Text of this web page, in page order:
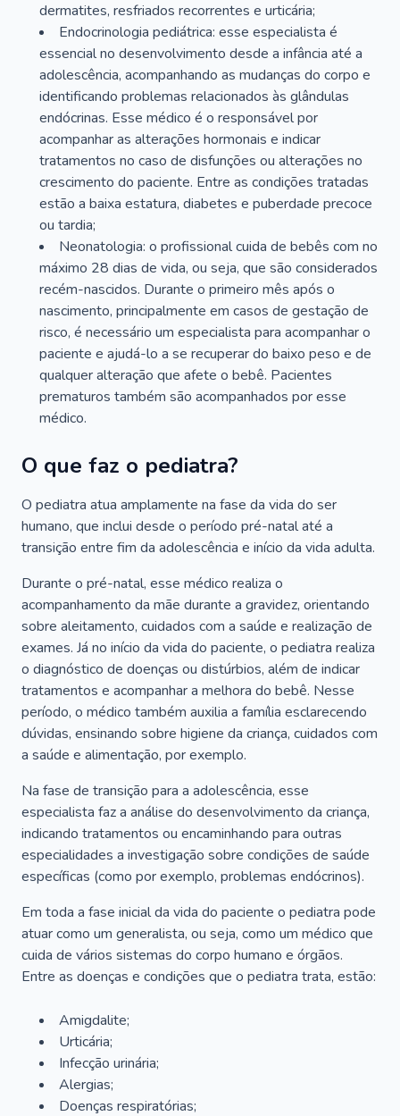
dermatites, resfriados recorrentes e urticária;
Endocrinologia pediátrica: esse especialista é
essencial no desenvolvimento desde a infância até a
adolescência, acompanhando as mudanças do corpo e
identificando problemas relacionados às glândulas
endócrinas. Esse médico é o responsável por
acompanhar as alterações hormonais e indicar
tratamentos no caso de disfunções ou alterações no
crescimento do paciente. Entre as condições tratadas
estão a baixa estatura, diabetes e puberdade precoce
ou tardia;
Neonatologia: o profissional cuida de bebês com no
máximo 28 dias de vida, ou seja, que são considerados
recém-nascidos. Durante o primeiro mês após o
nascimento, principalmente em casos de gestação de
risco, é necessário um especialista para acompanhar o
paciente e ajudá-lo a se recuperar do baixo peso e de
qualquer alteração que afete o bebê. Pacientes
prematuros também são acompanhados por esse
médico.
O que faz o pediatra?
O pediatra atua amplamente na fase da vida do ser
humano, que inclui desde o período pré-natal até a
transição entre fim da adolescência e início da vida adulta.
Durante o pré-natal, esse médico realiza o
acompanhamento da mãe durante a gravidez, orientando
sobre aleitamento, cuidados com a saúde e realização de
exames. Já no início da vida do paciente, o pediatra realiza
o diagnóstico de doenças ou distúrbios, além de indicar
tratamentos e acompanhar a melhora do bebê. Nesse
período, o médico também auxilia a família esclarecendo
dúvidas, ensinando sobre higiene da criança, cuidados com
a saúde e alimentação, por exemplo.
Na fase de transição para a adolescência, esse
especialista faz a análise do desenvolvimento da criança,
indicando tratamentos ou encaminhando para outras
especialidades a investigação sobre condições de saúde
específicas (como por exemplo, problemas endócrinos).
Em toda a fase inicial da vida do paciente o pediatra pode
atuar como um generalista, ou seja, como um médico que
cuida de vários sistemas do corpo humano e órgãos.
Entre as doenças e condições que o pediatra trata, estão:
Amigdalite;
Urticária;
Infecção urinária;
Alergias;
Doenças respiratórias;